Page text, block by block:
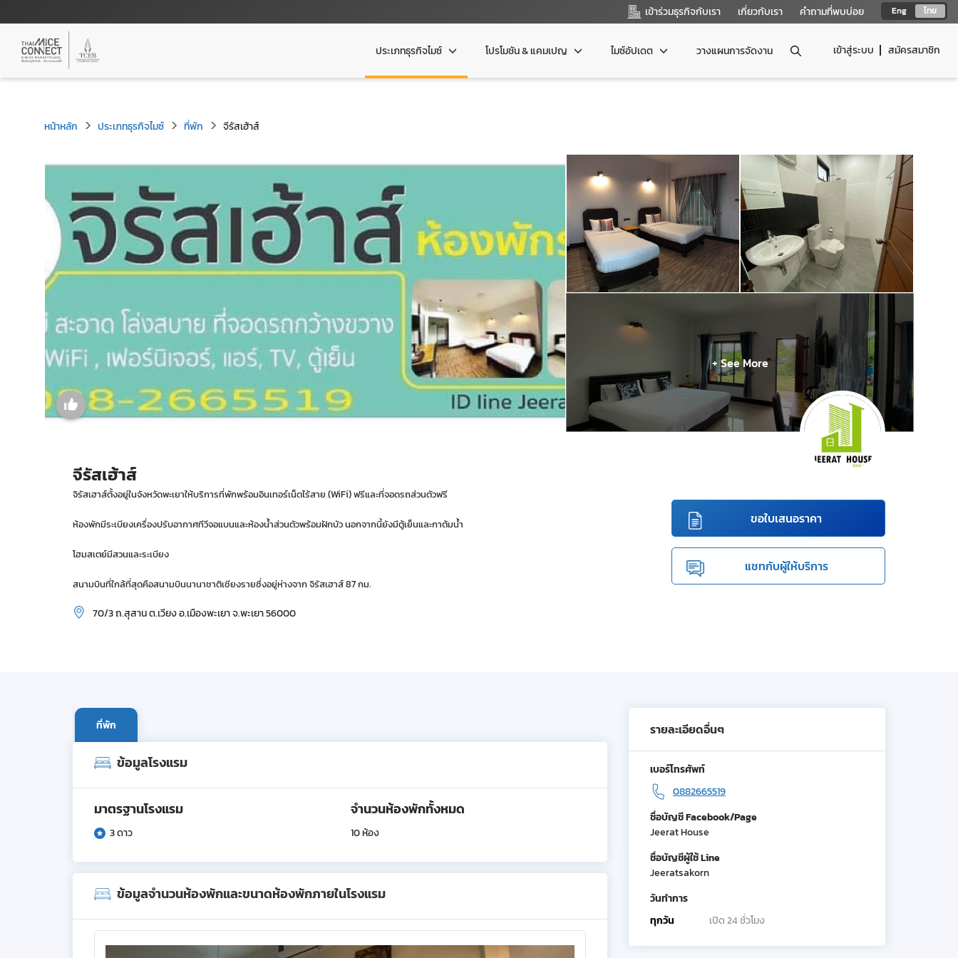
Eng ไทย
เข้าร่วมธุรกิจกับเรา เกี่ยวกับเรา คำถามที่พบบ่อย
เข้าสู่ระบบ สมัครสมาชิก
ประเภทธุรกิจไมซ์ โปรโมชัน & แคมเปญ ไมซ์อัปเดต วางแผนการจัดงาน
หน้าหลัก ประเภทธุรกิจไมซ์ ที่พัก จีรัสเฮ้าส์
+ See More
จีรัสเฮ้าส์
จิรัสเฮาส์ตั้งอยู่ในจังหวัดพะเยาให้บริการที่พักพร้อมอินเทอร์เน็ตไร้สาย (WiFi) ฟรีและที่จอดรถส่วนตัวฟรี
ห้องพักมีระเบียงเครื่องปรับอากาศทีวีจอแบนและห้องน้ำส่วนตัวพร้อมฝักบัว นอกจากนี้ยังมีตู้เย็นและกาต้มน้ำ
โฮมสเตย์มีสวนและระเบียง
สนามบินที่ใกล้ที่สุดคือสนามบินนานาชาติเชียงรายซึ่งอยู่ห่างจาก จิรัสเฮาส์ 87 กม.
70/3 ถ.สุสาน ต.เวียง อ.เมืองพะเยา จ.พะเยา 56000
ขอใบเสนอราคา
แชทกับผู้ให้บริการ
ที่พัก
ข้อมูลโรงแรม
มาตรฐานโรงแรม
3 ดาว
จำนวนห้องพักทั้งหมด
10 ห้อง
ข้อมูลจำนวนห้องพักและขนาดห้องพักภายในโรงแรม
รายละเอียดอื่นๆ
เบอร์โทรศัพท์
0882665519
ชื่อบัญชี Facebook/Page
Jeerat House
ชื่อบัญชีผู้ใช้ Line
Jeeratsakorn
วันทำการ
ทุกวัน
เปิด 24 ชั่วโมง